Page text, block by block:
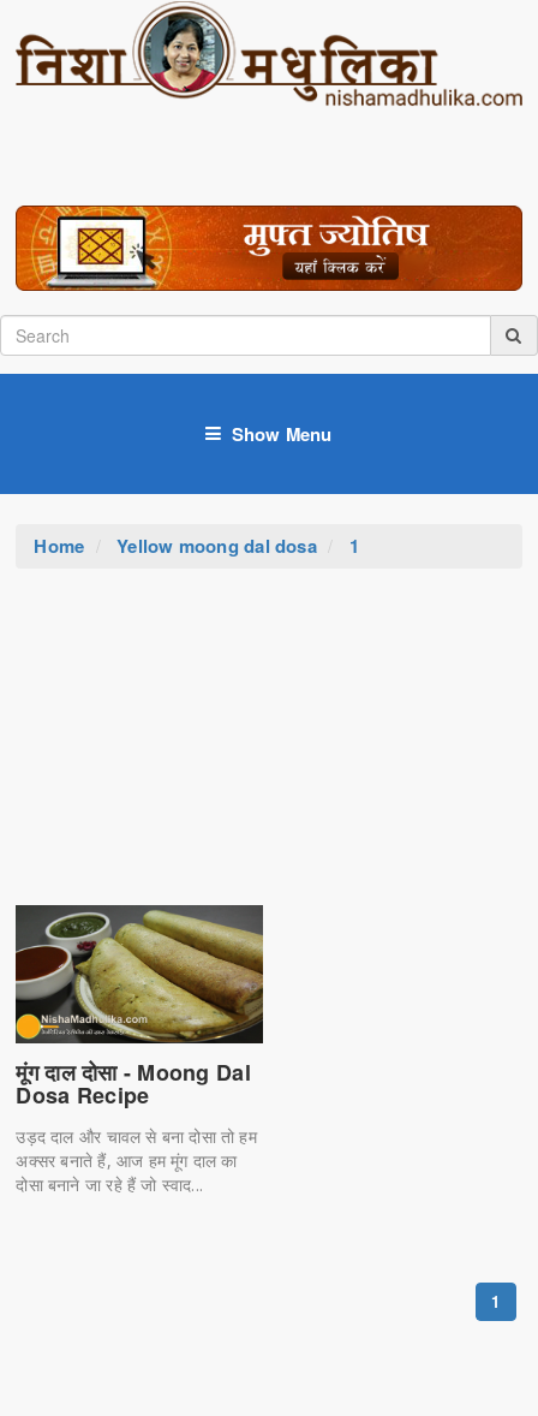
Show Menu
Home Yellow moong dal dosa 1
मूंग दाल दोसा - Moong Dal
Dosa Recipe
उड़द दाल और चावल से बना दोसा तो हम
अक्सर बनाते हैं, आज हम मूंग दाल का
दोसा बनाने जा रहे हैं जो स्वाद...
1